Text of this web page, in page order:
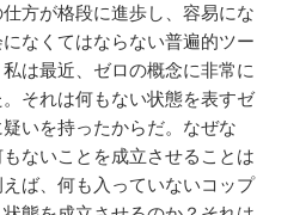
方が格段に進歩し、容易にな
なくてはならない普遍的ツー
は最近、ゼロの概念に非常に
それは何もない状態を表すゼ
いを持ったからだ。なぜな
ないことを成立させることは
ば、何も入っていないコップ